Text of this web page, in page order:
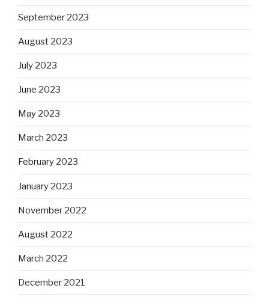
September 2023
August 2023
July 2023
June 2023
May 2023
March 2023
February 2023
January 2023
November 2022
August 2022
March 2022
December 2021